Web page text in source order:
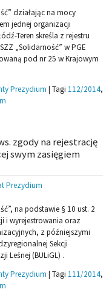
działając na mocy
jednej organizacji
Teren skreśla z rejestru
„Solidarność” w PGE
pod nr 25 w Krajowym
Prezydium | Tagi 112/2014,
zgody na rejestrację
swym zasięgiem
Prezydium
na podstawie § 10 ust. 2
i wyrejestrowania oraz
z późniejszymi
Sekcji
Leśnej (BULiGL) .
Prezydium | Tagi 111/2014,